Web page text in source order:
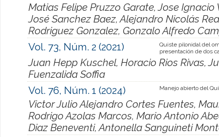
Matias Felipe Pruzzo Garate, Jose
José Sanchez Baez, Alejandro Nicolás
Rodriguez Gonzalez, Gonzalo Alfredo
Vol. 73, Núm. 2 (2021)
Quiste pilonidal del
presentación de dos
Juan Hepp Kuschel, Horacio Rios Rivas,
Fuenzalida Soffia
Vol. 76, Núm. 1 (2024)
Manejo abierto del
Victor Julio Alejandro Cortes Fuentes,
Rodrigo Azolas Marcos, Mario Antonio
Diaz Beneventi, Antonella Sanguineti